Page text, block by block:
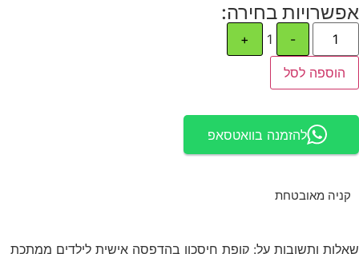
אפשרויות בחירה:
-
1
+
הוספה לסל
להזמנה בוואטסאפ
קניה מאובטחת
שאלות ותשובות על: קופת חיסכון בהדפסה אישית לילדים ממתכת